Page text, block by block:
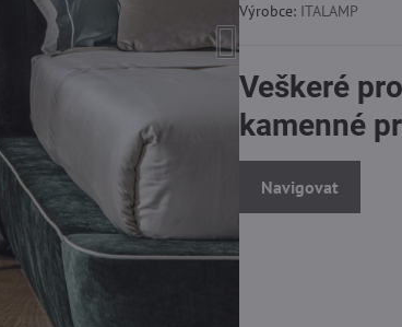
Výrobce: ITALAMP
Veškeré
kamenné
Navigovat